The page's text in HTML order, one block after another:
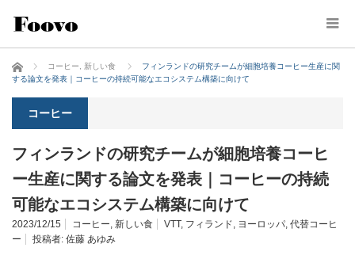
ホーム コーヒー 新しい食
フィンランドの研究チームが細胞培養コーヒー生産に関
する論文を発表｜コーヒーの持続可能なエコシステム構築に向けて
コーヒー
フィンランドの研究チームが細胞培養コーヒ
ー生産に関する論文を発表｜コーヒーの持続
可能なエコシステム構築に向けて
2023/12/15 コーヒー, 新しい食 VTT, フィランド, ヨーロッパ, 代替コーヒ
ー
投稿者: 佐藤 あゆみ